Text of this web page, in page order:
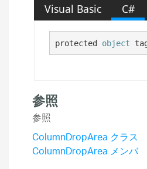
Visual Basic C#
protected object
参照
参照
ColumnDropArea クラス
ColumnDropArea メンバ